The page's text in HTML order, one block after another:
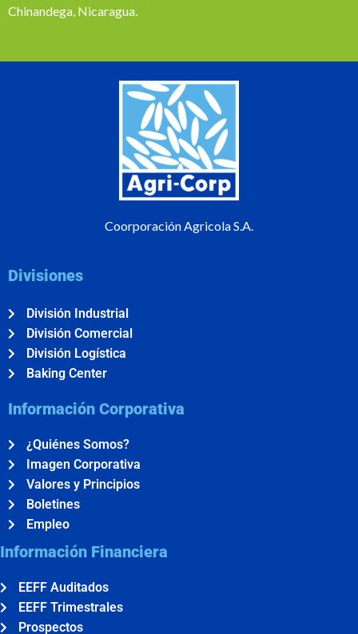
Chinandega, Nicaragua.
Coorporación Agricola S.A.
Divisiones
División Industrial
División Comercial
División Logística
Baking Center
Información Corporativa
¿Quiénes Somos?
Imagen Corporativa
Valores y Principios
Boletines
Empleo
Información Financiera
EEFF Auditados
EEFF Trimestrales
Prospectos